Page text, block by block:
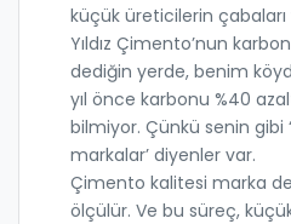
küçük üreticilerin çabaları
Yıldız Çimento’nun
dediğin yerde, benim
yıl önce karbonu %40
bilmiyor. Çünkü senin gibi
markalar’ diyenler var.
Çimento kalitesi marka
ölçülür. Ve bu süreç,